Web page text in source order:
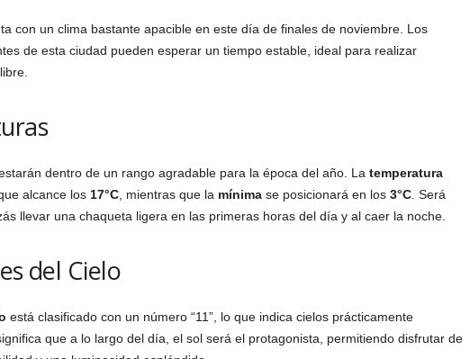
con un clima bastante apacible en este día de finales de noviembre. Los
de esta ciudad pueden esperar un tiempo estable, ideal para realizar
dentro de un rango agradable para la época del año. La temperatura
alcance los 17°C, mientras que la mínimase posicionará en los 3°C. Será
llevar una chaqueta ligera en las primeras horas del día y al caer la noche.
del Cielo
está clasificado con un número “11”, lo que indica cielos prácticamente
que a lo largo del día, el sol será el protagonista, permitiendo disfrutar de